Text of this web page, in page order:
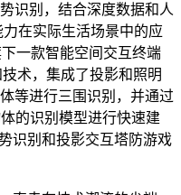
识别，结合深度数据和人
在实际生活场景中的应
一款智能空间交互终端
术，集成了投影和照明
等进行三围识别，并通过
的识别模型进行快速建
识别和投影交互塔防游戏